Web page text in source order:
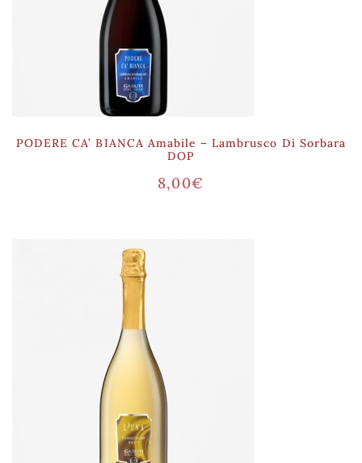
PODERE CA’ BIANCA Amabile – Lambrusco Di Sorbara
DOP
8,00€